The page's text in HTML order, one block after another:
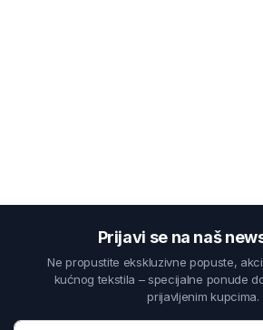
Prijavi se na naš
Ne propustite ekskluzivne popuste,
kućnog tekstila – specijalne ponude
prijavljenim kupcima.